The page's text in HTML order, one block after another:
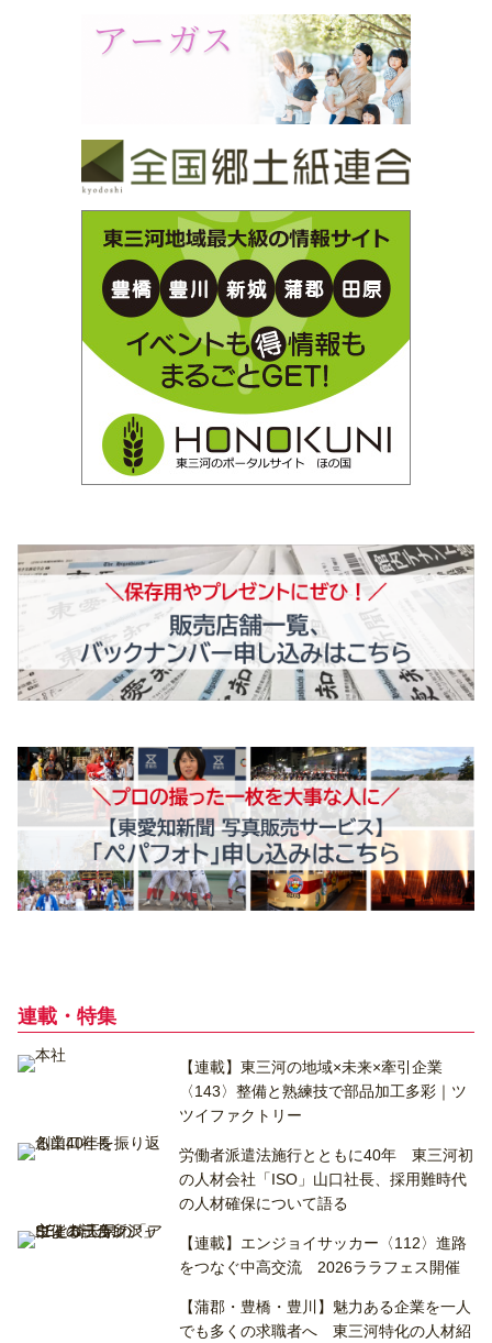
連載・特集
【連載】東三河の地域×未来×牽引企業
〈143〉整備と熟練技で部品加工多彩｜ツ
ツイファクトリー
労働者派遣法施行とともに40年 東三河初
の人材会社「ISO」山口社長、採用難時代
の人材確保について語る
【連載】エンジョイサッカー〈112〉進路
をつなぐ中高交流 2026ララフェス開催
【蒲郡・豊橋・豊川】魅力ある企業を一人
でも多くの求職者へ 東三河特化の人材紹